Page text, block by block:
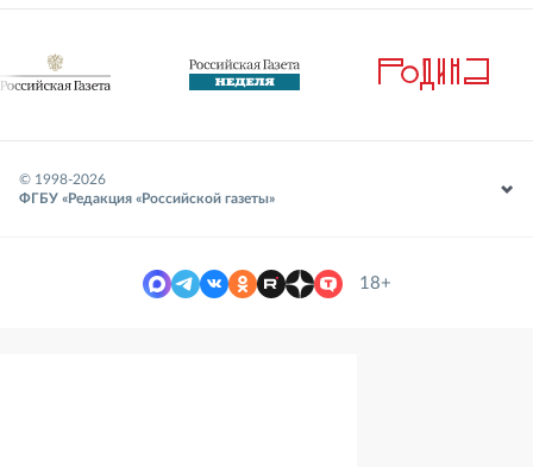
© 1998-2026
ФГБУ «Редакция «Российской газеты»
18+